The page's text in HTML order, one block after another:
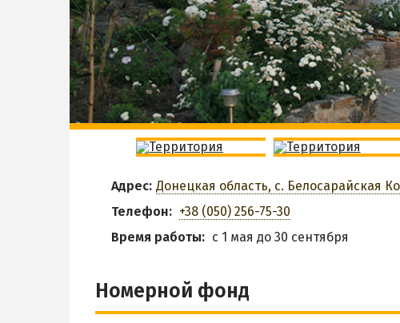
Адрес: Донецкая область, с. Белосарайская
Телефон: +38 (050) 256-75-30
Время работы: с 1 мая до 30 сентября
Номерной фонд